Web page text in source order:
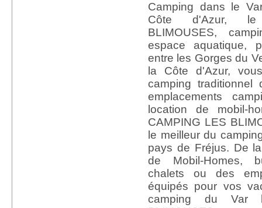
Camping dans le
Côte d'Azur, le
BLIMOUSES,
espace aquatique,
entre les Gorges du
la Côte d'Azur,
camping
emplacements
location de mobil-
CAMPING LES
le meilleur du
pays de Fréjus. De
de Mobil-Homes,
chalets ou des
équipés pour vos
camping du Var